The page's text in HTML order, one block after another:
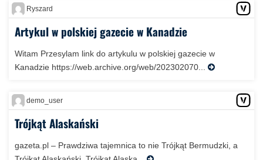
Ryszard
Artykul w polskiej gazecie w Kanadzie
Witam Przesylam link do artykulu w polskiej gazecie w
Kanadzie https://web.archive.org/web/202302070...
demo_user
Trójkąt Alaskański
gazeta.pl – Prawdziwa tajemnica to nie Trójkąt Bermudzki, a